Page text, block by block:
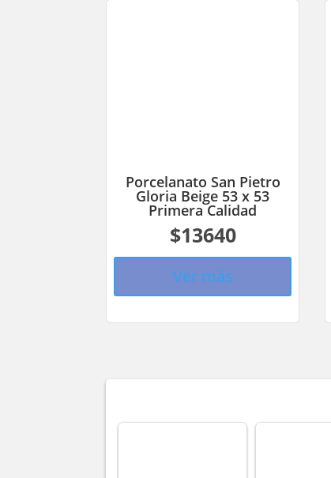
Porcelanato San Pietro
Gloria Beige 53 x 53
Primera Calidad
$13640
Ver más